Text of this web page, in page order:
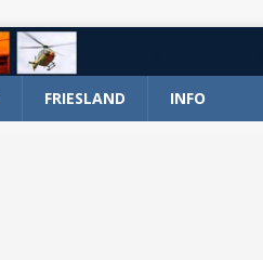
FRIESLAND INFO